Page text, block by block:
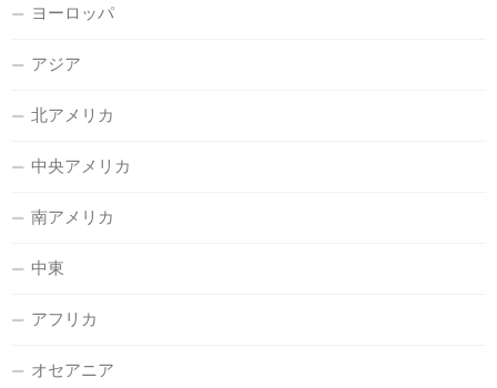
ヨーロッパ
アジア
北アメリカ
中央アメリカ
南アメリカ
中東
アフリカ
オセアニア